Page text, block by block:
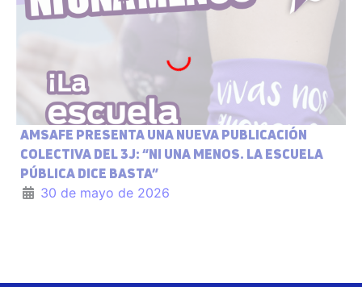
AMSAFE PRESENTA UNA NUEVA PUBLICACIÓN
COLECTIVA DEL 3J: “NI UNA MENOS. LA ESCUELA
PÚBLICA DICE BASTA”
30 de mayo de 2026